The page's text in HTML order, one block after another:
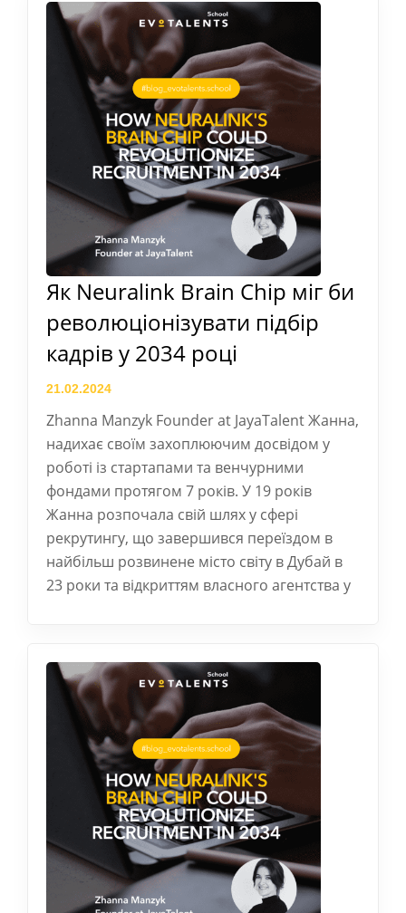
Як Neuralink Brain Chip міг би
революціонізувати підбір
кадрів у 2034 році
21.02.2024
Zhanna Manzyk Founder at JayaTalent Жанна,
надихає своїм захоплюючим досвідом у
роботі із стартапами та венчурними
фондами протягом 7 років. У 19 років
Жанна розпочала свій шлях у сфері
рекрутингу, що завершився переїздом в
найбільш розвинене місто світу в Дубай в
23 роки та відкриттям власного агентства у